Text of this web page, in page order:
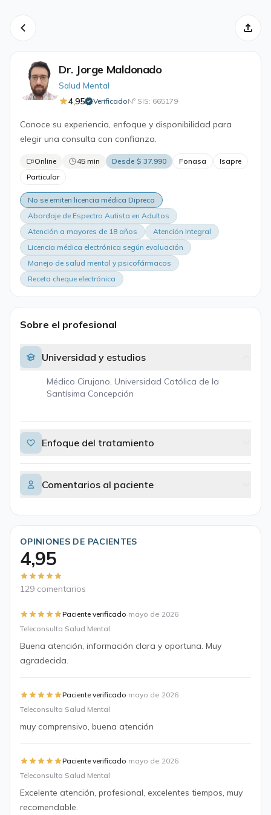
Dr. Jorge Maldonado
Salud Mental
4,95
VerificadoNº SIS: 665179·
Conoce su experiencia, enfoque y disponibilidad para
elegir una consulta con confianza.
Online 45 min Desde $ 37.990 Fonasa
Isapre
Particular
No se emiten licencia médica Dipreca
Abordaje de Espectro Autista en Adultos
Atención a mayores de 18 años
Atención Integral
Licencia médica electrónica según evaluación
Manejo de salud mental y psicofármacos
Receta cheque electrónica
Sobre el profesional
Universidad y estudios
Médico Cirujano, Universidad Católica de la
Santísima Concepción
Enfoque del tratamiento
Comentarios al paciente
OPINIONES DE PACIENTES
4,95
129 comentarios
Paciente verificado·mayo de 2026
Teleconsulta Salud Mental
Buena atención, información clara y oportuna. Muy
agradecida.
Paciente verificado·mayo de 2026
Teleconsulta Salud Mental
muy comprensivo, buena atención
Paciente verificado·mayo de 2026
Teleconsulta Salud Mental
Excelente atención, profesional, excelentes tiempos, muy
recomendable.